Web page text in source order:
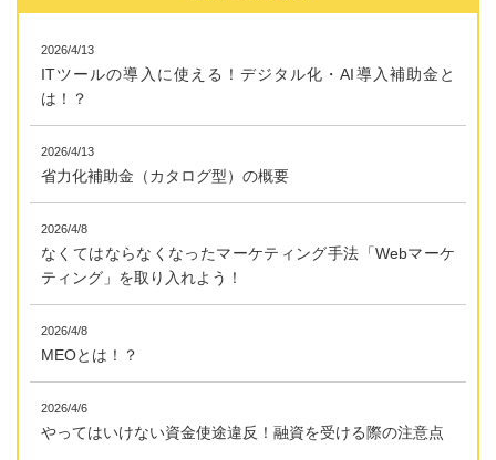
2026/4/13
ITツールの導入に使える！デジタル化・AI導入補助金と
は！？
2026/4/13
省力化補助金（カタログ型）の概要
2026/4/8
なくてはならなくなったマーケティング手法「Webマーケ
ティング」を取り入れよう！
2026/4/8
MEOとは！？
2026/4/6
やってはいけない資金使途違反！融資を受ける際の注意点